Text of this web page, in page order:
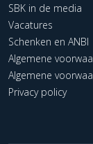
SBK in de media
Vacatures
Schenken en ANBI
Algemene
Algemene
Privacy policy